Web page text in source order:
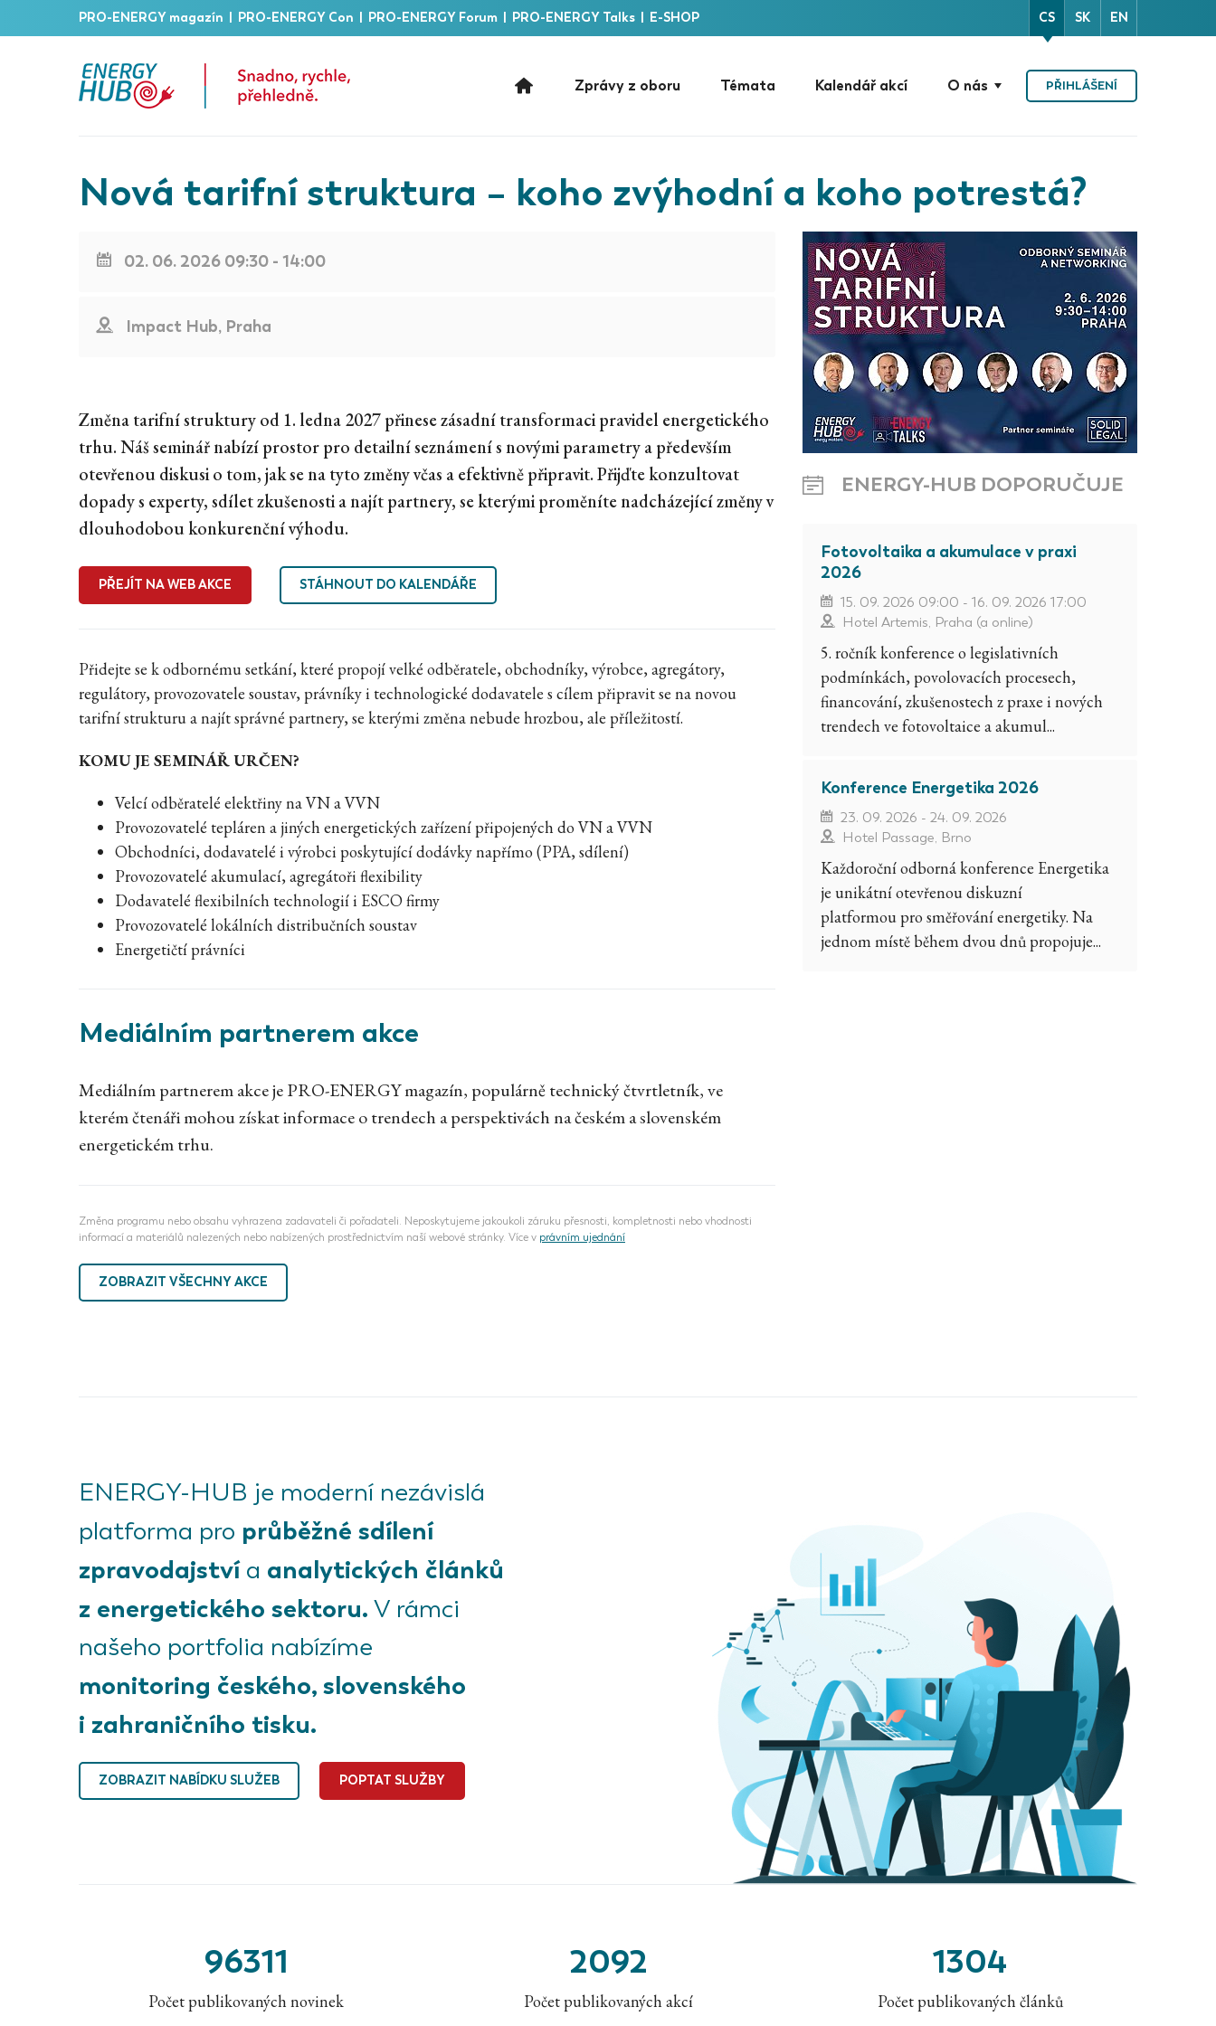
PRO-ENERGY magazín PRO-ENERGY Con PRO-ENERGY Forum PRO-ENERGY Talks E-SHOP CS SK EN
Zprávy z oboru Témata Kalendář akcí O nás PŘIHLÁŠENÍ
Nová tarifní struktura –⁠⁠⁠⁠⁠⁠ koho zvýhodní a koho potrestá?
02. 06. 2026 09:30 - 14:00
Impact Hub, Praha
Změna tarifní struktury od 1. ledna 2027 přinese zásadní transformaci pravidel energetického
trhu. Náš seminář nabízí prostor pro detailní seznámení s novými parametry a především
otevřenou diskusi o tom, jak se na tyto změny včas a efektivně připravit. Přijďte konzultovat
dopady s experty, sdílet zkušenosti a najít partnery, se kterými proměníte nadcházející změny v
dlouhodobou konkurenční výhodu.
PŘEJÍT NA WEB AKCE STÁHNOUT DO KALENDÁŘE
Přidejte se k odbornému setkání, které propojí velké odběratele, obchodníky, výrobce, agregátory,
regulátory, provozovatele soustav, právníky i technologické dodavatele s cílem připravit se na novou
tarifní strukturu a najít správné partnery, se kterými změna nebude hrozbou, ale příležitostí.
KOMU JE SEMINÁŘ URČEN?
Velcí odběratelé elektřiny na VN a VVN
Provozovatelé tepláren a jiných energetických zařízení připojených do VN a VVN
Obchodníci, dodavatelé i výrobci poskytující dodávky napřímo (PPA, sdílení)
Provozovatelé akumulací, agregátoři flexibility
Dodavatelé flexibilních technologií i ESCO firmy
Provozovatelé lokálních distribučních soustav
Energetičtí právníci
Mediálním partnerem akce
Mediálním partnerem akce je PRO-ENERGY magazín, populárně technický čtvrtletník, ve
kterém čtenáři mohou získat informace o trendech a perspektivách na českém a slovenském
energetickém trhu.
Změna programu nebo obsahu vyhrazena zadavateli či pořadateli. Neposkytujeme jakoukoli záruku přesnosti, kompletnosti nebo vhodnosti
informací a materiálů nalezených nebo nabízených prostřednictvím naší webové stránky. Více v právním ujednání
ZOBRAZIT VŠECHNY AKCE
ENERGY-HUB DOPORUČUJE
Fotovoltaika a akumulace v praxi
2026
15. 09. 2026 09:00 - 16. 09. 2026 17:00
Hotel Artemis, Praha (a online)
5. ročník konference o legislativních
podmínkách, povolovacích procesech,
financování, zkušenostech z praxe i nových
trendech ve fotovoltaice a akumul...
Konference Energetika 2026
23. 09. 2026 - 24. 09. 2026
Hotel Passage, Brno
Každoroční odborná konference Energetika
je unikátní otevřenou diskuzní
platformou pro směřování energetiky. Na
jednom místě během dvou dnů propojuje...
ENERGY-HUB je moderní nezávislá
platforma pro průběžné sdílení
zpravodajstvía analytických článků
z energetického sektoru. V rámci
našeho portfolia nabízíme
monitoring českého, slovenského
i zahraničního tisku.
ZOBRAZIT NABÍDKU SLUŽEB POPTAT SLUŽBY
96311
Počet publikovaných novinek
2092
Počet publikovaných akcí
1304
Počet publikovaných článků